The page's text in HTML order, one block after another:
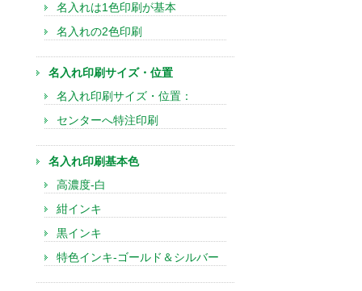
名入れは1色印刷が基本
名入れの2色印刷
名入れ印刷サイズ・位置
名入れ印刷サイズ・位置：
センターへ特注印刷
名入れ印刷基本色
高濃度-白
紺インキ
黒インキ
特色インキ-ゴールド＆シルバー